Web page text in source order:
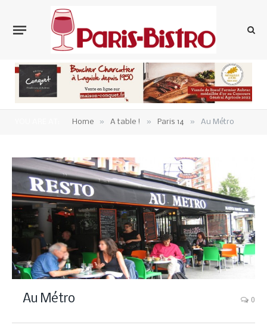
Home » A table ! » Paris 14 » Au Métro
Au Métro 0